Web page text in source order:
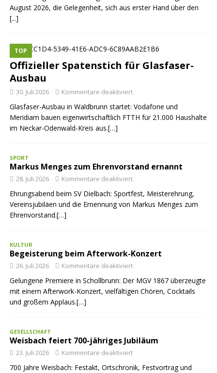
August 2026, die Gelegenheit, sich aus erster Hand über den
[...]
Offizieller Spatenstich für Glasfaser-
Ausbau
TOP
30. Juli 2026 Kommentare deaktiviert
Glasfaser-Ausbau in Waldbrunn startet: Vodafone und
Meridiam bauen eigenwirtschaftlich FTTH für 21.000 Haushalte
im Neckar-Odenwald-Kreis aus.[…]
SPORT
Markus Menges zum Ehrenvorstand ernannt
28. Juli 2026 Kommentare deaktiviert
Ehrungsabend beim SV Dielbach: Sportfest, Meisterehrung,
Vereinsjubiläen und die Ernennung von Markus Menges zum
Ehrenvorstand.[…]
KULTUR
Begeisterung beim Afterwork-Konzert
26. Juli 2026 Kommentare deaktiviert
Gelungene Premiere in Schollbrunn: Der MGV 1867 überzeugte
mit einem Afterwork-Konzert, vielfältigen Chören, Cocktails
und großem Applaus.[…]
GESELLSCHAFT
Weisbach feiert 700-jähriges Jubiläum
23. Juli 2026 Kommentare deaktiviert
700 Jahre Weisbach: Festakt, Ortschronik, Festvortrag und